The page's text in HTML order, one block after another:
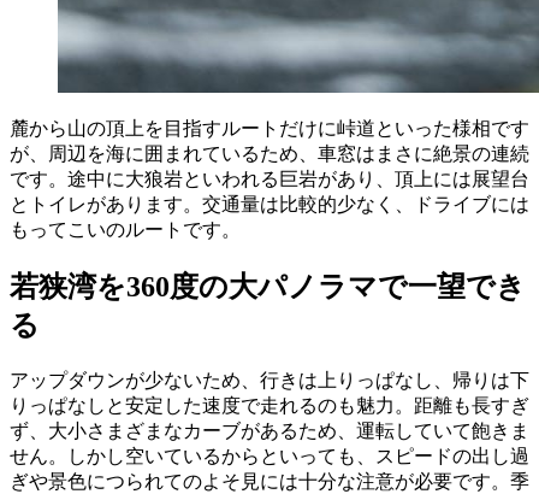
麓から山の頂上を目指すルートだけに峠道といった様相です
が、周辺を海に囲まれているため、車窓はまさに絶景の連続
です。途中に大狼岩といわれる巨岩があり、頂上には展望台
とトイレがあります。交通量は比較的少なく、ドライブには
もってこいのルートです。
若狭湾を360度の大パノラマで一望でき
る
アップダウンが少ないため、行きは上りっぱなし、帰りは下
りっぱなしと安定した速度で走れるのも魅力。距離も長すぎ
ず、大小さまざまなカーブがあるため、運転していて飽きま
せん。しかし空いているからといっても、スピードの出し過
ぎや景色につられてのよそ見には十分な注意が必要です。季